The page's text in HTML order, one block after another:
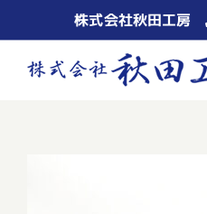
to
content
株式会社秋田工房